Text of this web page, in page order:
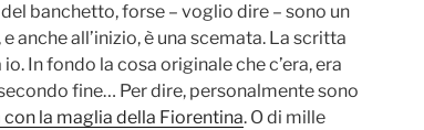
banchetto, forse – voglio dire – sono un
anche all’inizio, è una scemata. La scritta
In fondo la cosa originale che c’era, era
fine… Per dire, personalmente sono
con la maglia della Fiorentina. O di mille